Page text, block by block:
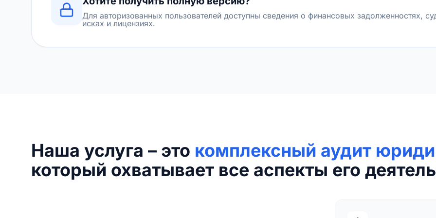
Для авторизованных пользователей доступны сведения о финансовых задолженностях,
исках и лицензиях.
Наша услуга – это комплексный аудит
который охватывает все аспекты его